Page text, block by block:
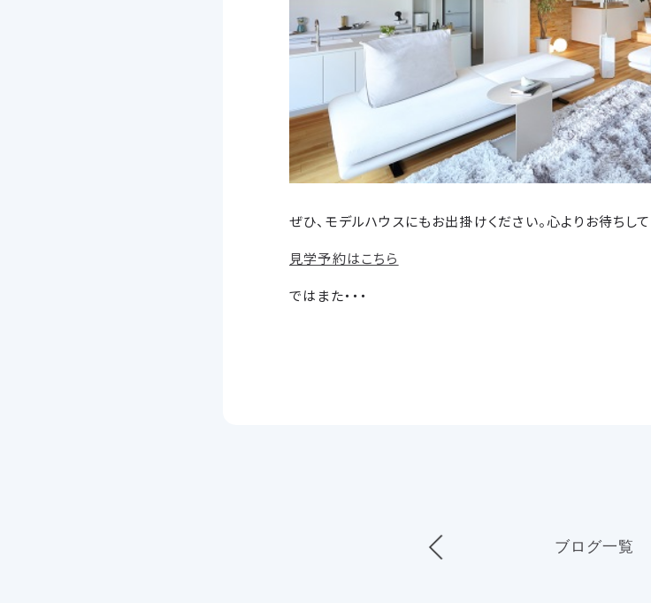
ぜひ、モデルハウスにもお出掛けください。心よりお待ちして
見学予約はこちら
ではまた・・・
ブログ一覧